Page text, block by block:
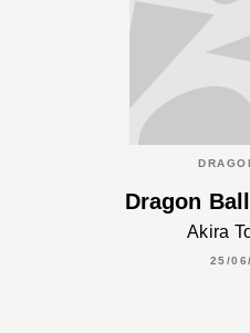
Dragon
Akira
25/